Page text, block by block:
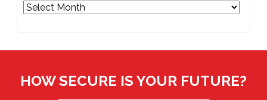
Archives
HOW SECURE IS YOUR FUTURE?